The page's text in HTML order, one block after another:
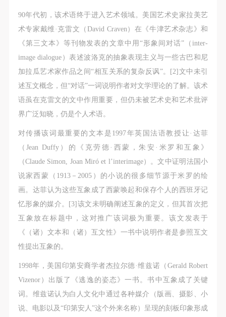
90年代初，该术语终于进入艺术领域。美国艺术史家拉美艺
术专家戴维·克雷文（David Craven）在《牛津艺术杂志》和
《第三文本》等刊物发表的文章中用“形象间对话”（inter-
image dialogue）表述波洛克的抽象表现主义与一些古巴和尼
加拉瓜艺术家作品之间“相互关系的复杂反讽”。[2]文中未引
述互文概念，但“对话”一词说明作者对文学理论的了解。该术
语虽在克雷文的文中作用重要，但仍未被艺术史和艺术批评
界广泛知晓，仍是个人术语。
对传播该词最重要的文本是1997年英国法语教授让·达菲
（Jean Duffy）的《克劳德·西蒙，朱安·米罗和互象》
（Claude Simon, Joan Miró et l’interimage）。文中证明法国小
说家西蒙（1913－2005）的小说的很多细节源于米罗的绘
画。达菲认为这些互象成了西蒙唤起和保存个人的西班牙记
忆形象的媒介。[3]该文未明确阐述互象的定义，但其首次把
互象放在标题中，这对推广该词极为重要。该文发表于
《（诸）文本和（诸）互文性》一书中说明作者是参照互文
性提出互象的。
1998年，美国印第安裔学者杰拉尔德·维兹诺（Gerald Robert
Vizenor）出版了《逃逸的姿态》一书。书中互象成了关键
词。维兹诺认为白人文化中通过各种媒介（版画、摄影、小
说、电影以及“印第安人”这个外来名称）呈现的刻板印象形成
带有甲方肖像的作品的使用达成如下一致协议：
一、 一般约定
（1）、甲方为本协议中的肖像权人，自愿将自己的
肖像权许可乙方作符合本协议约定和法律规定的用
途。
（2）、乙方中央美术学院美术馆是一所具有标志
性、专业性、国际化的现代公共美术馆。中央美术学
院美术馆与时代同行，努力塑造一个开放、自由、学
术的空间氛围，竭诚与各单位、企业、机构、艺术家
和观众进行良好互动。以学院的学术研究为基础，积
极策划国际、国内多视角、多领域的展览、论坛及公
共教育活动，为美院师生、中外艺术家以及社会公众
提供一个交流、学习、展示的平台。作为一家公益性
单位，其开展的公共教育活动以学术性和公益性为
主。
（3）、乙方为甲方拍摄中央美术学院公共教育部所
有公教活动。
二、拍摄内容、使用形式、使用地域范围
（1）、拍摄内容 乙方拍摄的带有甲方肖像的作品内
容包括：①中央美术学院美术馆②中央美术学院校园
内○3由中央美术学院公共教育部策划或执行的一切活
带有甲方肖像的作品的使用达成如下一致协议：
一、 一般约定
（1）、甲方为本协议中的肖像权人，自愿将自己的
肖像权许可乙方作符合本协议约定和法律规定的用
途。
（2）、乙方中央美术学院美术馆是一所具有标志
性、专业性、国际化的现代公共美术馆。中央美术学
院美术馆与时代同行，努力塑造一个开放、自由、学
术的空间氛围，竭诚与各单位、企业、机构、艺术家
和观众进行良好互动。以学院的学术研究为基础，积
极策划国际、国内多视角、多领域的展览、论坛及公
共教育活动，为美院师生、中外艺术家以及社会公众
提供一个交流、学习、展示的平台。作为一家公益性
单位，其开展的公共教育活动以学术性和公益性为
主。
（3）、乙方为甲方拍摄中央美术学院公共教育部所
有公教活动。
二、拍摄内容、使用形式、使用地域范围
（1）、拍摄内容 乙方拍摄的带有甲方肖像的作品内
容包括：①中央美术学院美术馆②中央美术学院校园
内○3由中央美术学院公共教育部策划或执行的一切活
带有甲方肖像的作品的使用达成如下一致协议：
一、 一般约定
（1）、甲方为本协议中的肖像权人，自愿将自己的
肖像权许可乙方作符合本协议约定和法律规定的用
途。
（2）、乙方中央美术学院美术馆是一所具有标志
性、专业性、国际化的现代公共美术馆。中央美术学
院美术馆与时代同行，努力塑造一个开放、自由、学
术的空间氛围，竭诚与各单位、企业、机构、艺术家
和观众进行良好互动。以学院的学术研究为基础，积
极策划国际、国内多视角、多领域的展览、论坛及公
共教育活动，为美院师生、中外艺术家以及社会公众
提供一个交流、学习、展示的平台。作为一家公益性
单位，其开展的公共教育活动以学术性和公益性为
主。
（3）、乙方为甲方拍摄中央美术学院公共教育部所
有公教活动。
二、拍摄内容、使用形式、使用地域范围
（1）、拍摄内容 乙方拍摄的带有甲方肖像的作品内
容包括：①中央美术学院美术馆②中央美术学院校园
内○3由中央美术学院公共教育部策划或执行的一切活